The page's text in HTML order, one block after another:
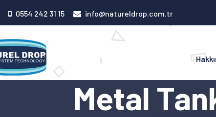
0554 242 31 15 info@natureldrop.com.tr
Metal